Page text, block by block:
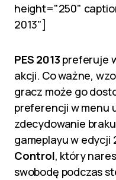
height="250"
2013"]
PES 2013 preferuje
akcji. Co ważne,
gracz może go
preferencji w menu
zdecydowanie
gameplayu w edycji
Control, który
swobodę podczas